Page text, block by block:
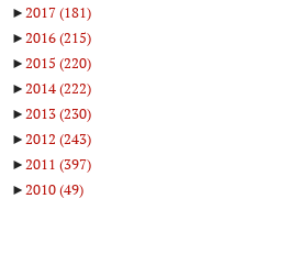
►2017(181)
►2016(215)
►2015 (220)
►2014(222)
►2013(230)
►2012 (243)
►2011 (397)
►2010(49)